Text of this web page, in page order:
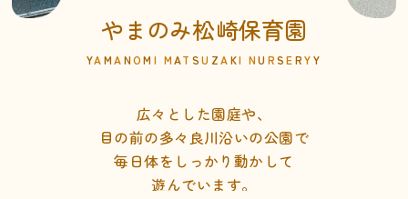
やまのみ松崎保育園
YAMANOM I MAT SU ZAKI NU RSERYY
広々とした園庭や、
目の前の多々良川沿いの公園で
毎日体をしっかり動かして
遊んでいます。